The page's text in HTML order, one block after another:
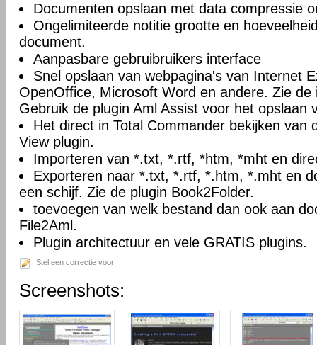
Documenten opslaan met data compressie
Ongelimiteerde notitie grootte en
document.
Aanpasbare gebruibruikers interface
Snel opslaan van webpagina's van Internet
OpenOffice, Microsoft Word en andere. Zie de
Gebruik de plugin Aml Assist voor het opslaan
Het direct in Total Commander bekijken van
View plugin.
Importeren van *.txt, *.rtf, *htm, *mht en
Exporteren naar *.txt, *.rtf, *.htm, *.mht en
een schijf. Zie de plugin Book2Folder.
toevoegen van welk bestand dan ook aan
File2Aml.
Plugin architectuur en vele GRATIS plugins.
Stel een correctie voor
Screenshots: